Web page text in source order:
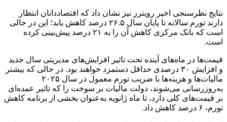
نتایج نظرسنجی اخیر رویترز نیز نشان داد که اقتصاددانان انتظار
دارند تورم سالانه تا پایان سال ۲۶.۵ درصد کاهش یابد؛ این در حالی
است که بانک مرکزی کاهش آن را به ۲۱ درصد پیش‌بینی کرده
است.
قیمت‌ها در ماه‌های آینده تحت تاثیر افزایش‌های مدیریتی سال جدید
و افزایش ۳۰ درصدی حداقل دستمزد خواهند بود. در حالی که بیشتر
مالیات‌ها و هزینه‌ها با ضریب تورم معمول در سال ۲۰۲۵
به‌روزرسانی می‌شوند، دولت مالیات بر سوخت را که تاثیر عمده‌ای
بر قیمت‌های کلی دارد، تا ماه ژانویه به‌عنوان بخشی از برنامه کاهش
تورم، ۶ درصد کاهش داد.